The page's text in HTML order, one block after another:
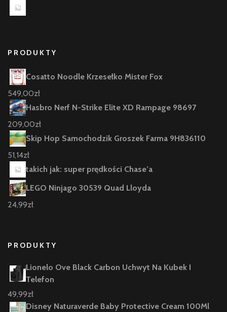
PRODUKTY
Cosatto Noodle Krzesełko Mister Fox
549,00zł
Hasbro Nerf N-Strike Elite XD Rampage 98697
209,00zł
Skip Hop Samochodzik Groszek Farma 9H836110
51,14zł
takich jak: super prędkości Chase’a
LEGO Ninjago 30539 Quad Lloyda
24,99zł
PRODUKTY
Lionelo Ove Black Carbon Uchwyt Na Kubek I
Telefon
49,99zł
Disney Naturaverde Baby Protective Cream 100Ml